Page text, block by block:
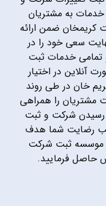
خدمات به مشتریان
کریمخان ضمن ارائه
سعی خود را در
تمامی خدمات ثبت
آنلاین در اختیار
خان در طی روند
مشتریان را همراهی
رسیدن شرکت و ثبت
رضایت شما هدف
موسسه ثبت شرکت